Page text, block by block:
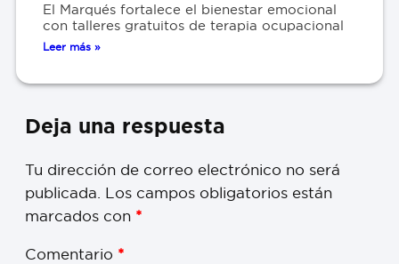
El Marqués fortalece el bienestar emocional
con talleres gratuitos de terapia ocupacional
Leer más »
Deja una respuesta
Tu dirección de correo electrónico no será
publicada. Los campos obligatorios están
marcados con *
Comentario *